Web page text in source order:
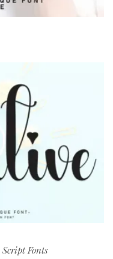
Script Fonts